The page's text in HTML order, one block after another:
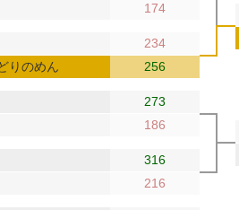
174
234
りのめん
256
273
186
316
216